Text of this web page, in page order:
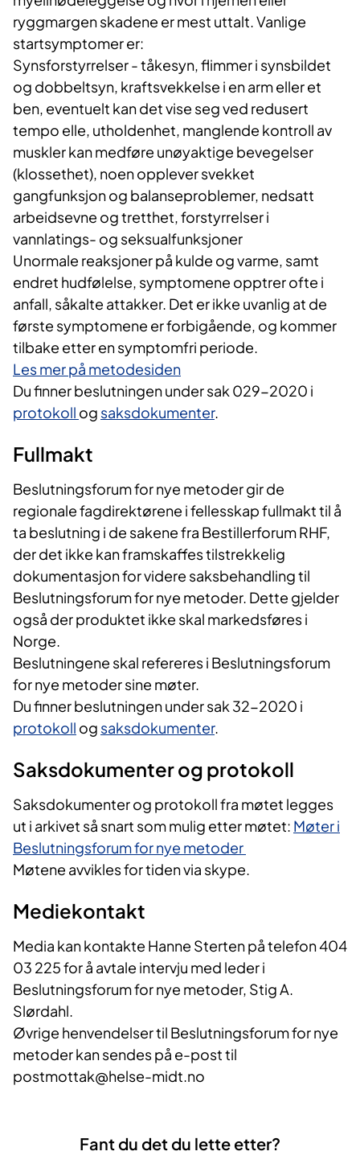
ryggmargen skadene er mest uttalt. Vanlige
startsymptomer er:
Synsforstyrrelser - tåkesyn, flimmer i synsbildet
og dobbeltsyn, kraftsvekkelse i en arm eller et
ben, eventuelt kan det vise seg ved redusert
tempo elle, utholdenhet, manglende kontroll av
muskler kan medføre unøyaktige bevegelser
(klossethet), noen opplever svekket
gangfunksjon og balanseproblemer, nedsatt
arbeidsevne og tretthet, forstyrrelser i
vannlatings- og seksualfunksjoner
Unormale reaksjoner på kulde og varme, samt
endret hudfølelse, symptomene opptrer ofte i
anfall, såkalte attakker. Det er ikke uvanlig at de
første symptomene er forbigående, og kommer
tilbake etter en symptomfri periode.
Les mer på metodesiden
Du finner beslutningen under sak 029-2020 i
protokoll og saksdokumenter.
Fullmakt
Beslutningsforum for nye metoder gir de
regionale fagdirektørene i fellesskap fullmakt til å
ta beslutning i de sakene fra Bestillerforum RHF,
der det ikke kan framskaffes tilstrekkelig
dokumentasjon for videre saksbehandling til
Beslutningsforum for nye metoder. Dette gjelder
også der produktet ikke skal markedsføres i
Norge.
Beslutningene skal refereres i Beslutningsforum
for nye metoder sine møter.
Du finner beslutningen under sak 32-2020 i
protokoll og saksdokumenter.
Saksdokumenter og protokoll
Saksdokumenter og protokoll fra møtet legges
ut i arkivet så snart som mulig etter møtet: Møter i
Beslutningsforum for nye metoder
Møtene avvikles for tiden via skype.
Mediekontakt
Media kan kontakte Hanne Sterten på telefon 404
03 225 for å avtale intervju med leder i
Beslutningsforum for nye metoder, Stig A.
Slørdahl.
Øvrige henvendelser til Beslutningsforum for nye
metoder kan sendes på e-post til
postmottak@helse-midt.no
Fant du det du lette etter?